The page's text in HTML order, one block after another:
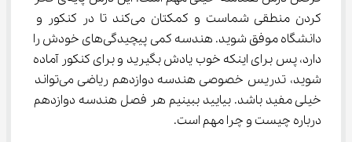
کردن منطقی شماست و کمکتان می‌کند تا در کنکور و
دانشگاه موفق شوید. هندسه کمی پیچیدگی‌های خودش را
دارد، پس برای اینکه خوب یادش بگیرید و برای کنکور آماده
شوید، تدریس خصوصی هندسه دوازدهم ریاضی می‌تواند
خیلی مفید باشد. بیایید ببینیم هر فصل هندسه دوازدهم
درباره چیست و چرا مهم است.